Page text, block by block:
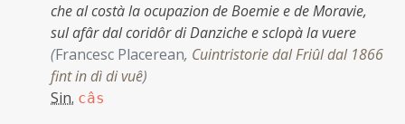
che al costà la ocupazion de Boemie e de Moravie,
sul afâr dal coridôr di Danziche e sclopà la vuere
(Francesc Placerean, Cuintristorie dal Friûl dal 1866
fint in dì di vuê)
Sin. câs